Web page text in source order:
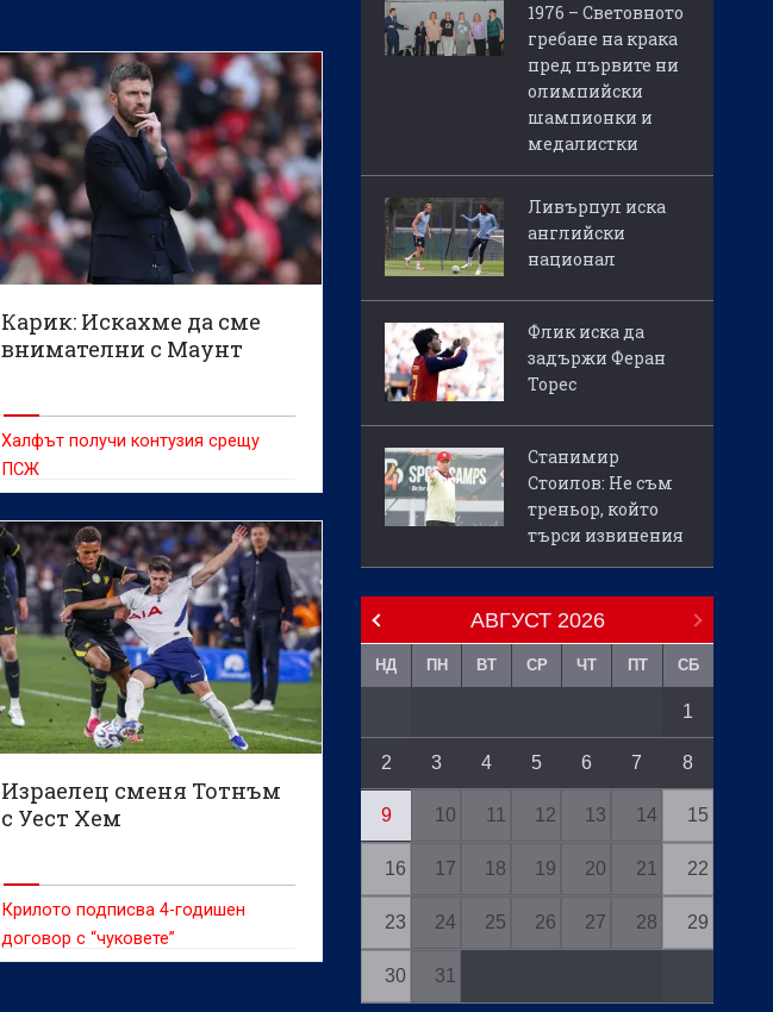
Карик: Искахме да сме
внимателни с Маунт
Халфът получи контузия срещу
ПСЖ
Израелец сменя Тотнъм
с Уест Хем
Крилото подписва 4-годишен
договор с “чуковете”
1976 – Световното
гребане на крака
пред първите ни
олимпийски
шампионки и
медалистки
Ливърпул иска
английски
национал
Флик иска да
задържи Феран
Торес
Станимир
Стоилов: Не съм
треньор, който
търси извинения
АВГУСТ 2026
НД ПН ВТ СР ЧТ ПТ СБ
1
2 3 4 5 6 7 8
9 10 11 12 13 14 15
16 17 18 19 20 21 22
23 24 25 26 27 28 29
30 31